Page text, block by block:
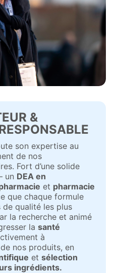
&
son expertise au
de nos
Fort d’une solide
un DEA en
et pharmacie
que chaque formule
qualité les plus
la recherche et animé
lasanté
à
nos produits, en
etsélection
ingrédients.